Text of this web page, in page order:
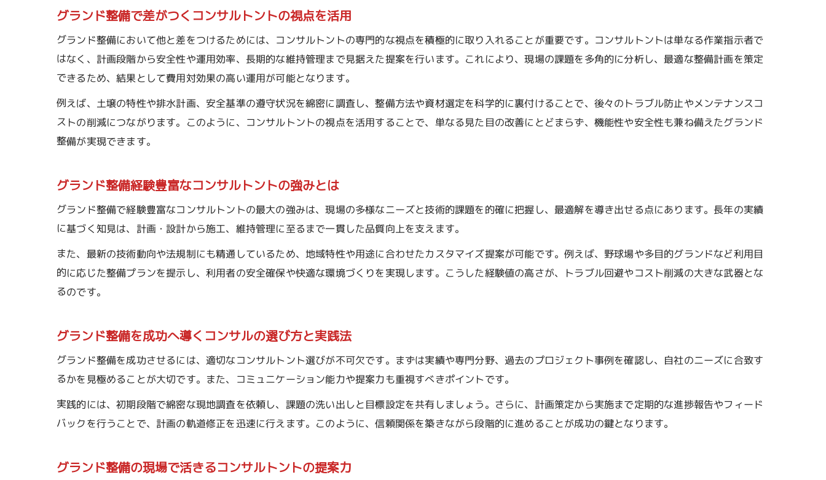
グランド整備の課題解決に役立つ具体的な実践例
グランド整備の安全管理におけるプロの着眼点
グランド整備現場で重視すべきポイントを解説
コンサルトント選定で失敗しないコツ解説
グランド整備専門コンサルトントの見極め方と選定基準
グランド整備を任せる際のコンサル選びのポイント
グランド整備に強いコンサルトント評価基準の押さえ方
長期運用で差がつくグランド整備戦略
グランド整備の長期運用を見据えた戦略設計の重要性
グランド整備とコンサルトントの連携で長期的成果を得る
グランド整備のコスト最適化を実現する戦略的アプローチ
グラウンド整備費用を抑える具体的手法
グランド整備の費用削減を実現するコンサルトント活用術
グランド整備の無駄を省く効率的な費用管理方法
グランド整備費用見直しのためのポイント解説
グランド整備コンサルの知見で費用対効果を高める方法
2024年注目のグランド整備最新トレンド
グランド整備で差がつくコンサルトントの視点を活用
グランド整備において他と差をつけるためには、コンサルトントの専門的な視点を積極的に取り入れることが重要です。コンサルトントは単なる作業指示者で
はなく、計画段階から安全性や運用効率、長期的な維持管理まで見据えた提案を行います。これにより、現場の課題を多角的に分析し、最適な整備計画を策定
できるため、結果として費用対効果の高い運用が可能となります。
例えば、土壌の特性や排水計画、安全基準の遵守状況を綿密に調査し、整備方法や資材選定を科学的に裏付けることで、後々のトラブル防止やメンテナンスコ
ストの削減につながります。このように、コンサルトントの視点を活用することで、単なる見た目の改善にとどまらず、機能性や安全性も兼ね備えたグランド
整備が実現できます。
グランド整備経験豊富なコンサルトントの強みとは
グランド整備で経験豊富なコンサルトントの最大の強みは、現場の多様なニーズと技術的課題を的確に把握し、最適解を導き出せる点にあります。長年の実績
に基づく知見は、計画・設計から施工、維持管理に至るまで一貫した品質向上を支えます。
また、最新の技術動向や法規制にも精通しているため、地域特性や用途に合わせたカスタマイズ提案が可能です。例えば、野球場や多目的グランドなど利用目
的に応じた整備プランを提示し、利用者の安全確保や快適な環境づくりを実現します。こうした経験値の高さが、トラブル回避やコスト削減の大きな武器とな
るのです。
グランド整備を成功へ導くコンサルの選び方と実践法
グランド整備を成功させるには、適切なコンサルトント選びが不可欠です。まずは実績や専門分野、過去のプロジェクト事例を確認し、自社のニーズに合致す
るかを見極めることが大切です。また、コミュニケーション能力や提案力も重視すべきポイントです。
実践的には、初期段階で綿密な現地調査を依頼し、課題の洗い出しと目標設定を共有しましょう。さらに、計画策定から実施まで定期的な進捗報告やフィード
バックを行うことで、計画の軌道修正を迅速に行えます。このように、信頼関係を築きながら段階的に進めることが成功の鍵となります。
グランド整備の現場で活きるコンサルトントの提案力